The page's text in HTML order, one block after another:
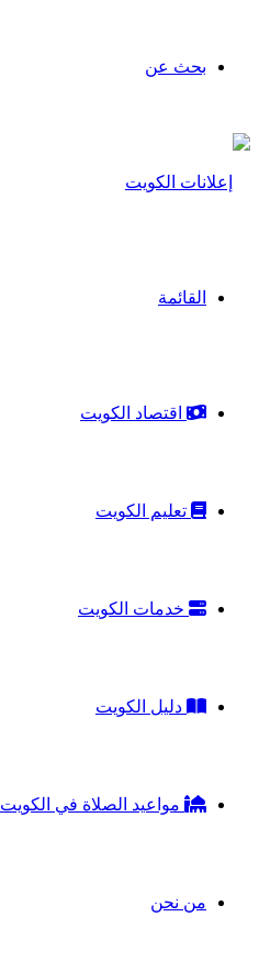
بحث عن
القائمة
اقتصاد الكويت
تعليم الكويت
خدمات الكويت
دليل الكويت
مواعيد الصلاة في الكويت
من نحن